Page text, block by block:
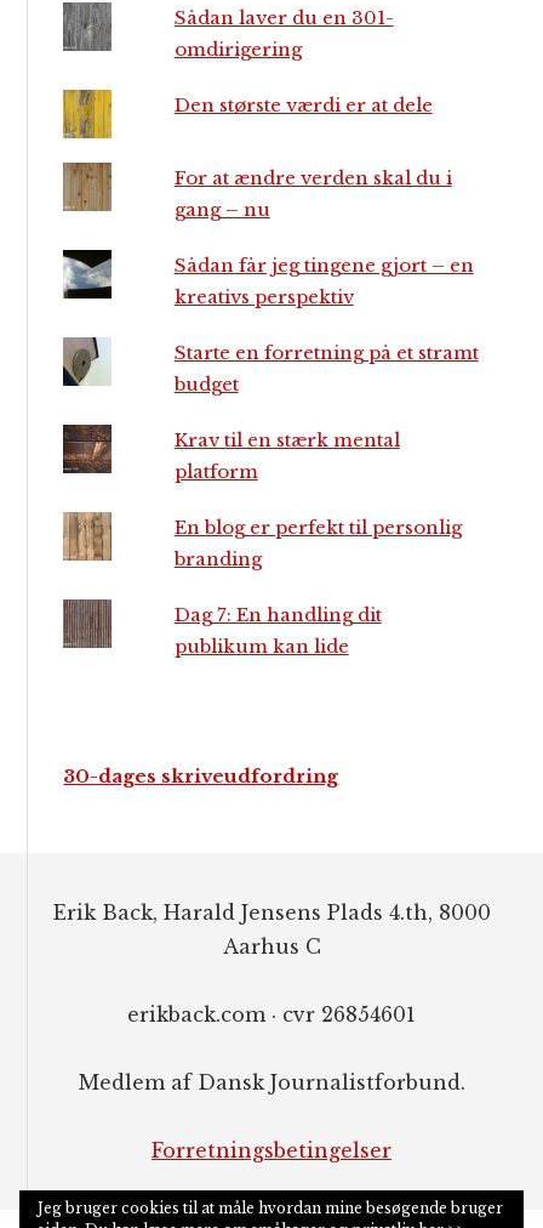
Sådan laver du en 301-
omdirigering
Den største værdi er at dele
For at ændre verden skal du i
gang – nu
Sådan får jeg tingene gjort – en
kreativs perspektiv
Starte en forretning på et stramt
budget
Krav til en stærk mental
platform
En blog er perfekt til personlig
branding
Dag 7: En handling dit
publikum kan lide
30-dages skriveudfordring
Erik Back, Harald Jensens Plads 4.th, 8000
Aarhus C
erikback.com · cvr 26854601
Medlem af Dansk Journalistforbund.
Forretningsbetingelser
Jeg bruger cookies til at måle hvordan mine besøgende bruger